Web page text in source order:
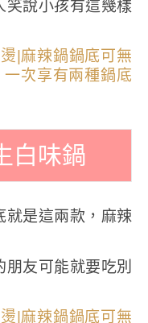
笑說小孩有這幾樣
白味鍋
就是這兩款，麻辣
友可能就要吃別